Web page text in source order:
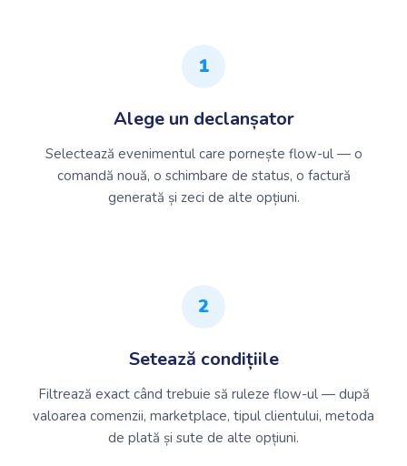
1
Alege un declanșator
Selectează evenimentul care pornește flow-ul — o
comandă nouă, o schimbare de status, o factură
generată și zeci de alte opțiuni.
2
Setează condițiile
Filtrează exact când trebuie să ruleze flow-ul — după
valoarea comenzii, marketplace, tipul clientului, metoda
de plată și sute de alte opțiuni.